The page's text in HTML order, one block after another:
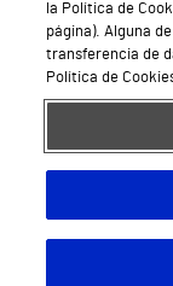
Política
Aviso Legal Política de
la Política de
página). Alguna
transferencia de
Política de